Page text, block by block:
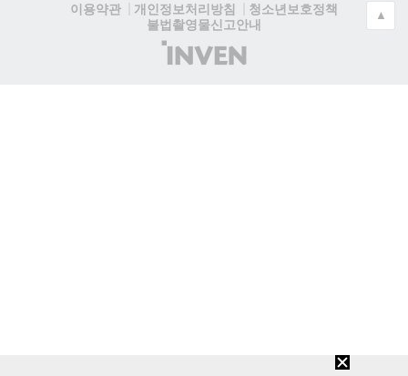
이용약관
개인정보처리방침
청소년보호정책
불법촬영물신고안내
(주)
인
▲